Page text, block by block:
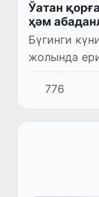
Ўатан
ҳәм
Бүгинги
жолында
Қураллы
776